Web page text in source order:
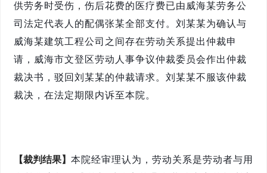
供劳务时受伤，伤后花费的医疗费已由威海某劳务公
司法定代表人的配偶张某全部支付。刘某某为确认与
威海某建筑工程公司之间存在劳动关系提出仲裁申
请，威海市文登区劳动人事争议仲裁委员会作出仲裁
裁决书，驳回刘某某的仲裁请求。刘某某不服该仲裁
裁决，在法定期限内诉至本院。
【裁判结果】 本院经审理认为， 劳动关系是劳动者与用